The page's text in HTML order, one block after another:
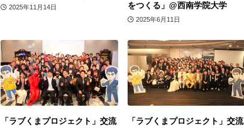
2025年11月14日
をつくる」@西南学院大学
2025年6月11日
「ラブくまプロジェクト」交流
「ラブくまプロジェクト」交流